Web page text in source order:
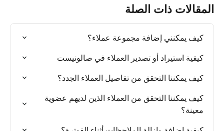
المقالات ذات الصلة
كيف يمكنني إضافة مجموعة عملاء؟
كيفية استيراد أو تصدير العملاء في صالونيست
كيف يمكننا التحقق من تفاصيل العملاء الجدد؟
كيف يمكننا التحقق من العملاء الذين لديهم عضوية
معينة؟